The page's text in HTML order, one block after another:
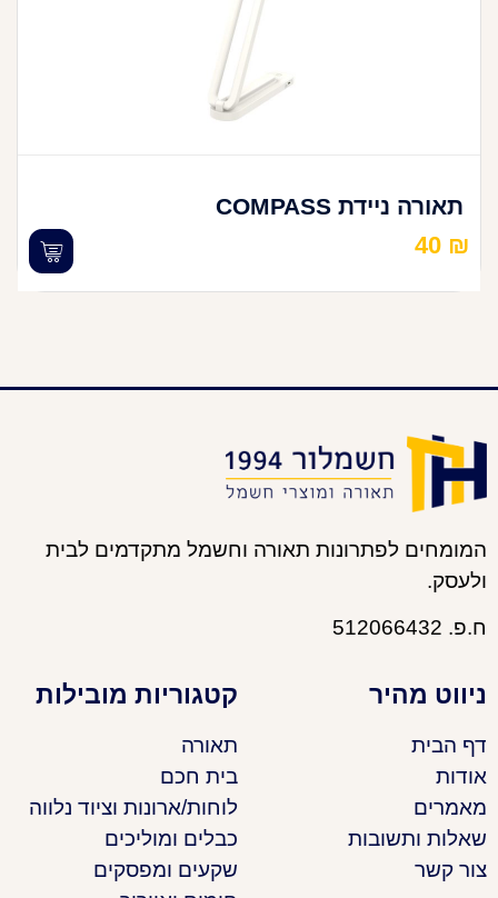
תאורה ניידת COMPASS
40 ₪
המומחים לפתרונות תאורה וחשמל מתקדמים לבית
ולעסק.
ח.פ. 512066432
ניווט מהיר
דף הבית
אודות
מאמרים
שאלות ותשובות
צור קשר
קטגוריות מובילות
תאורה
בית חכם
לוחות/ארונות וציוד נלווה
כבלים ומוליכים
שקעים ומפסקים